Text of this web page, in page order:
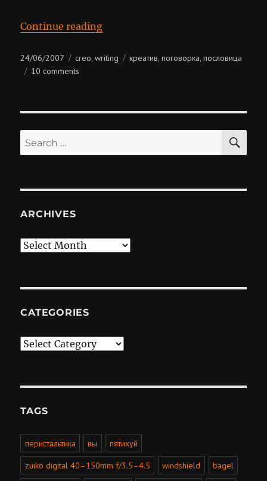
Continue reading“Креативы”
Posted
on
24/06/2007 Categories
creo,writing Tags
креатив,поговорка,пословица
10 comments
Search
for:
ARCHIVES
Archives
CATEGORIES
Categories
TAGS
перистальтика вы пятихуй
zuiko digital 40–150mm f/3.5–4.5 windshield bagel